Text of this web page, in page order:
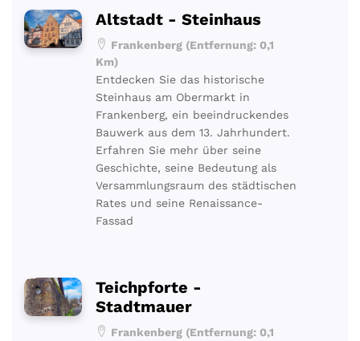
Altstadt - Steinhaus
Frankenberg (Entfernung: 0,1
Km)
Entdecken Sie das historische
Steinhaus am Obermarkt in
Frankenberg, ein beeindruckendes
Bauwerk aus dem 13. Jahrhundert.
Erfahren Sie mehr über seine
Geschichte, seine Bedeutung als
Versammlungsraum des städtischen
Rates und seine Renaissance-
Fassad
Teichpforte -
Stadtmauer
Frankenberg (Entfernung: 0,1